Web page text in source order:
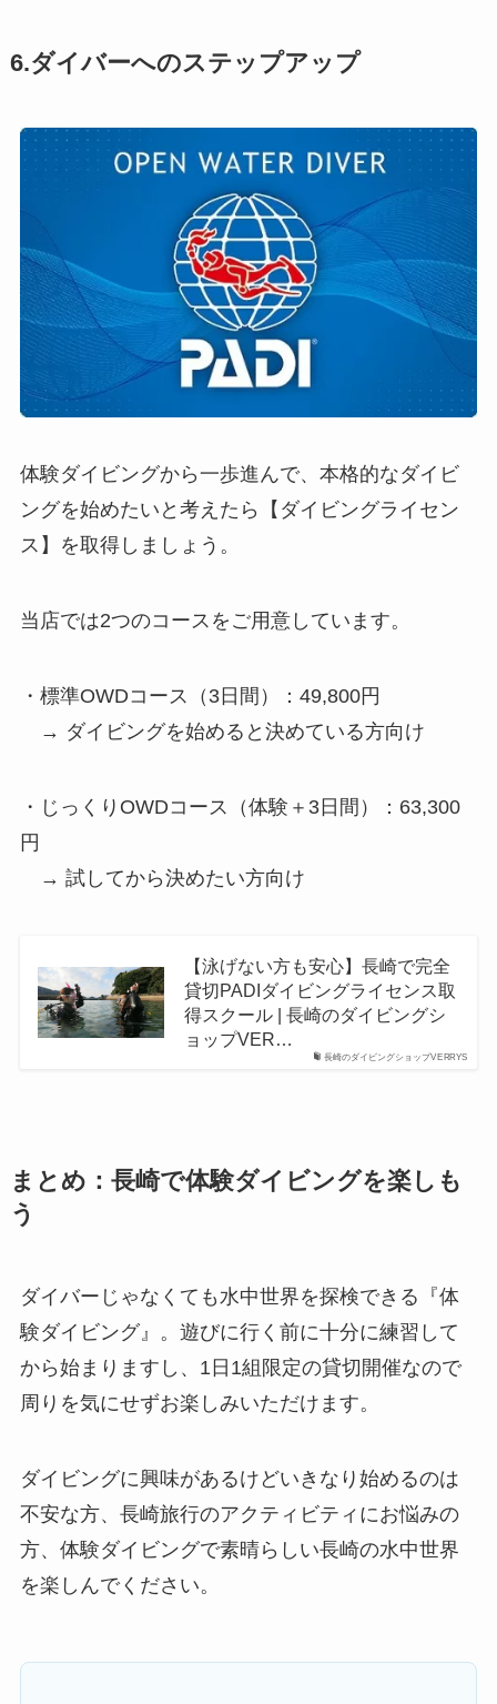
6.ダイバーへのステップアップ
体験ダイビングから一歩進んで、本格的なダイビ
ングを始めたいと考えたら【ダイビングライセン
ス】を取得しましょう。
当店では2つのコースをご用意しています。
・標準OWDコース（3日間）：49,800円
→ ダイビングを始めると決めている方向け
・じっくりOWDコース（体験＋3日間）：63,300
円
→ 試してから決めたい方向け
長崎のダイビングショップVERRYS
【泳げない方も安心】長崎で完全
貸切PADIダイビングライセンス取
得スクール | 長崎のダイビングシ
ョップVER…
まとめ：長崎で体験ダイビングを楽しも
う
ダイバーじゃなくても水中世界を探検できる『体
験ダイビング』。遊びに行く前に十分に練習して
から始まりますし、1日1組限定の貸切開催なので
周りを気にせずお楽しみいただけます。
ダイビングに興味があるけどいきなり始めるのは
不安な方、長崎旅行のアクティビティにお悩みの
方、体験ダイビングで素晴らしい長崎の水中世界
を楽しんでください。